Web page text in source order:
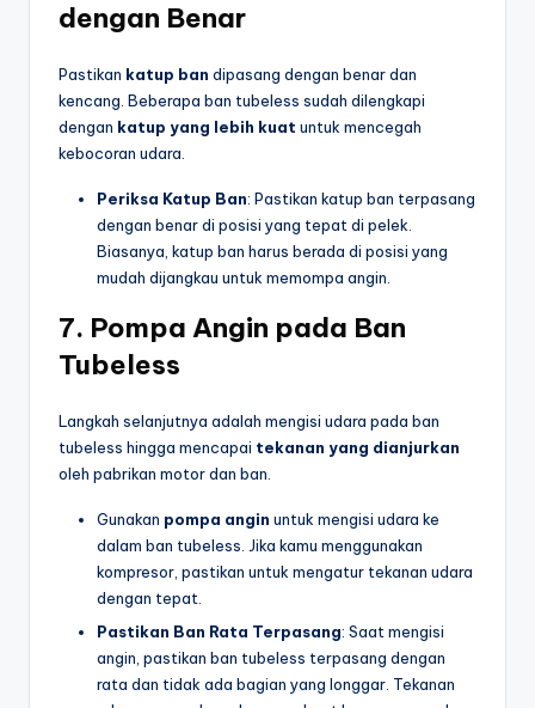
dengan Benar
Pastikan katup ban dipasang dengan benar dan
kencang. Beberapa ban tubeless sudah dilengkapi
dengan katup yang lebih kuat untuk mencegah
kebocoran udara.
Periksa Katup Ban: Pastikan katup ban terpasang
dengan benar di posisi yang tepat di pelek.
Biasanya, katup ban harus berada di posisi yang
mudah dijangkau untuk memompa angin.
7. Pompa Angin pada Ban
Tubeless
Langkah selanjutnya adalah mengisi udara pada ban
tubeless hingga mencapai tekanan yang dianjurkan
oleh pabrikan motor dan ban.
Gunakan pompa angin untuk mengisi udara ke
dalam ban tubeless. Jika kamu menggunakan
kompresor, pastikan untuk mengatur tekanan udara
dengan tepat.
Pastikan Ban Rata Terpasang: Saat mengisi
angin, pastikan ban tubeless terpasang dengan
rata dan tidak ada bagian yang longgar. Tekanan